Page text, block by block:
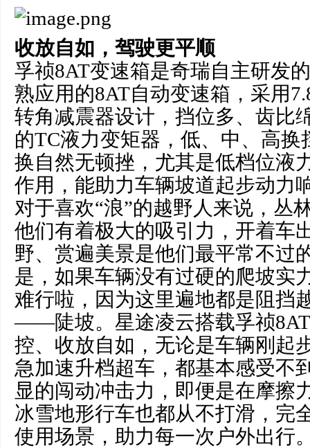
收放自如，驾驶更平顺
孚祯8AT变速箱是奇瑞自主研发
熟应用的8AT自动变速箱，采用
转角减震器设计，挡位多、齿比
的TC液力变矩器，低、中、高
换自然无顿挫，尤其是低档位液
作用，能助力车辆坡道起步动力
对于喜欢“浪”的越野人来说，丛
他们有着极大的吸引力，开着车
野、赏遍美景是他们最平常不过
是，如果车辆没有过硬的爬坡实
难行啦，因为这里遍地都是阻挡
——陡坡。星途凌云搭载孚祯
控、收放自如，无论是车辆刚起
急加速升档超车，都基本感受不
显的闯动冲击力，即便是在摩擦
冰雪地形行车也都从不打滑，完
使用场景，助力每一次户外出行